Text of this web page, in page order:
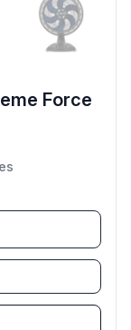
Force